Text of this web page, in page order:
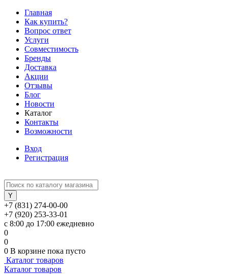
Главная
Как купить?
Вопрос ответ
Услуги
Совместимость
Бренды
Доставка
Акции
Отзывы
Блог
Новости
Каталог
Контакты
Возможности
Вход
Регистрация
+7 (831) 274-00-00
+7 (920) 253-33-01
с 8:00 до 17:00 ежедневно
0
0
0 В корзине пока пусто
Каталог товаров
Каталог товаров